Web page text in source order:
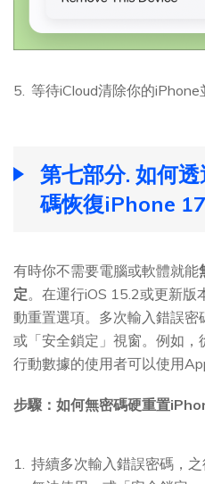
等待iCloud清除你的iPhone
第七部分. 如何
碼恢復iPhone
有時你不需要電腦或軟體就能
定。在運行iOS 15.2或更新版
動重置選項。多次輸入錯誤密
或「安全鎖定」視窗。例如
行動數據的使用者可以使用
步驟：如何無密碼硬重置
持續多次輸入錯誤密碼，